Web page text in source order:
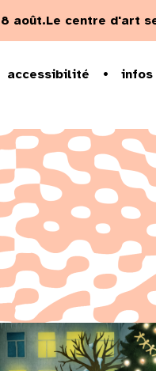
août.Le centre d'art
accessibilité infos